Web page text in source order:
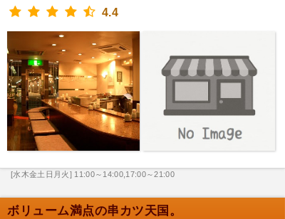
4.4
[水木金土日月火] 11:00～14:00,17:00～21:00
ボリューム満点の串カツ天国。